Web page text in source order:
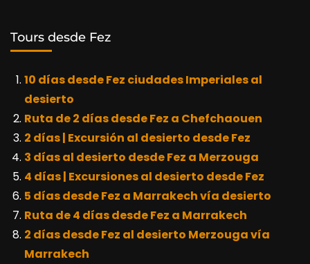
Tours desde Fez
10 días desde Fez ciudades Imperiales al
desierto
Ruta de 2 días desde Fez a Chefchaouen
2 días | Excursión al desierto desde Fez
3 días al desierto desde Fez a Merzouga
4 días | Excursiones al desierto desde Fez
5 días desde Fez a Marrakech vía desierto
Ruta de 4 días desde Fez a Marrakech
2 días desde Fez al desierto Merzouga vía
Marrakech